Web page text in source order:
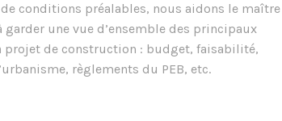
conditions préalables, nous aidons le maître
garder une vue d’ensemble des principaux
projet de construction : budget, faisabilité,
règlements du PEB, etc.